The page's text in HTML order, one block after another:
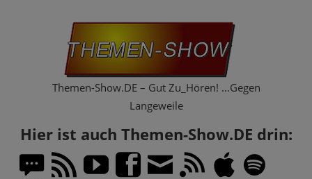
Themen-Show.DE – Gut Zu_Hören! …Gegen
Langeweile
Hier ist auch Themen-Show.DE drin: